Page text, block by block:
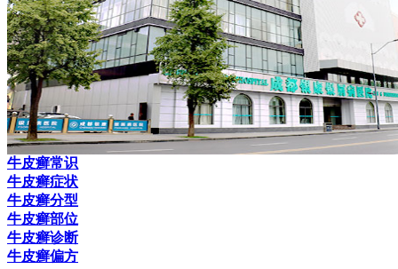
牛皮癣常识
牛皮癣症状
牛皮癣分型
牛皮癣部位
牛皮癣诊断
牛皮癣偏方